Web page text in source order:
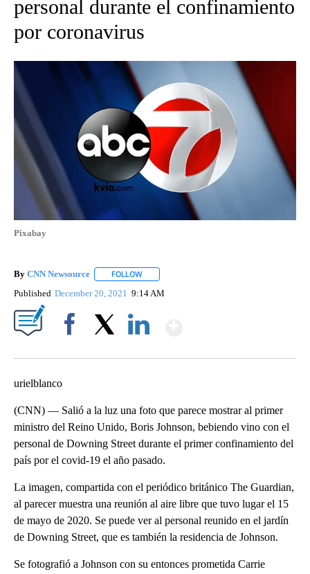
personal durante el confinamiento
por coronavirus
Pixabay
By CNN Newsource FOLLOW
Published December 20, 2021 9:14 AM
urielblanco
(CNN) — Salió a la luz una foto que parece mostrar al primer
ministro del Reino Unido, Boris Johnson, bebiendo vino con el
personal de Downing Street durante el primer confinamiento del
país por el covid-19 el año pasado.
La imagen, compartida con el periódico británico The Guardian,
al parecer muestra una reunión al aire libre que tuvo lugar el 15
de mayo de 2020. Se puede ver al personal reunido en el jardín
de Downing Street, que es también la residencia de Johnson.
Se fotografió a Johnson con su entonces prometida Carrie